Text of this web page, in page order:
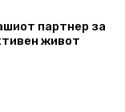
партнер за
живот